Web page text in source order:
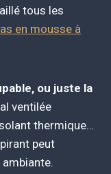
tous les
en mousse à
ou juste la
ventilée
thermique…
peut